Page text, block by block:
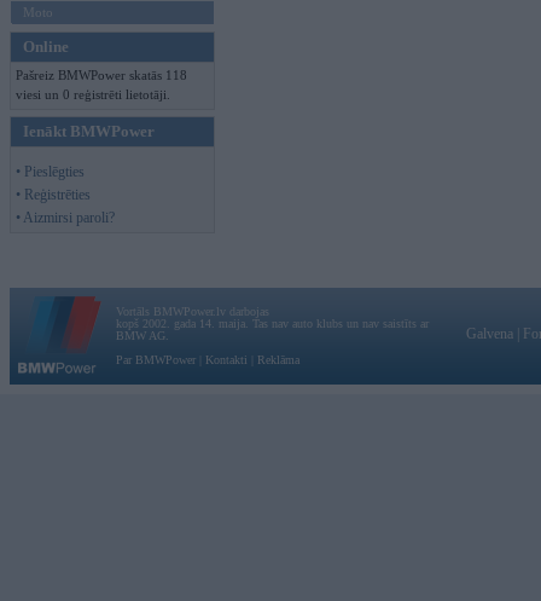
Moto
Online
Pašreiz BMWPower skatās 118
viesi un 0 reģistrēti lietotāji.
Ienākt BMWPower
• Pieslēgties
• Reģistrēties
• Aizmirsi paroli?
Vortāls BMWPower.lv darbojas
kopš 2002. gada 14. maija. Tas nav auto klubs un nav saistīts ar
BMW AG.
Par BMWPower
Kontakti Reklāma
Galvena